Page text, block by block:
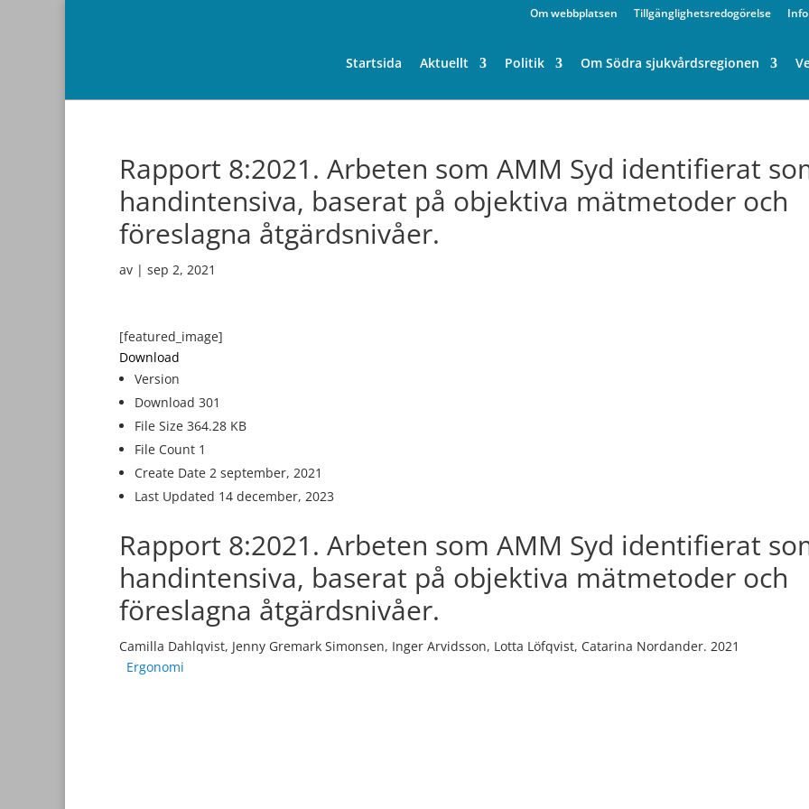
Om webbplatsen Tillgänglighetsredogörelse
Startsida Aktuellt Politik Om Södra sjukvårdsregionen
Rapport 8:2021. Arbeten som AMM Syd identifierat
handintensiva, baserat på objektiva mätmetoder och
föreslagna åtgärdsnivåer.
av | sep 2, 2021
[featured_image]
Download
Version
Download 301
File Size 364.28 KB
File Count 1
Create Date 2 september, 2021
Last Updated 14 december, 2023
Rapport 8:2021. Arbeten som AMM Syd identifierat
handintensiva, baserat på objektiva mätmetoder och
föreslagna åtgärdsnivåer.
Camilla Dahlqvist, Jenny Gremark Simonsen, Inger Arvidsson, Lotta Löfqvist, Catarina Nordander. 2021
Ergonomi